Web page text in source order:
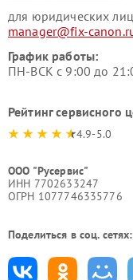
для юридических лиц
manager@fix-
График работы:
ПН-ВСК с 9:00 до
Рейтинг сервисного
4.9-5.0
ООО "Русервис"
ИНН 7702633247
ОГРН 1077746335776
Поделиться в соц. сетях: